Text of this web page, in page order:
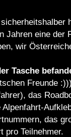
Jahren eine der
wir
Tasche
Freunde
das
Alpenfahrt-
das
pro Teilnehmer.